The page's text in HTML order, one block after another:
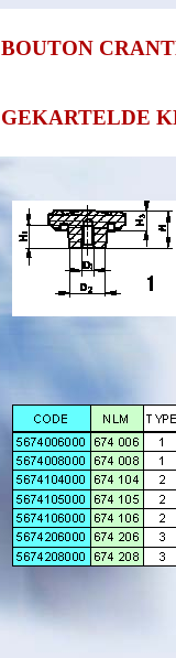
BOUTON
GEKARTELDE